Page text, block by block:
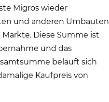
Migros wieder
und anderen Umbauten
Diese Summe ist
und das
beläuft sich
Kaufpreis von